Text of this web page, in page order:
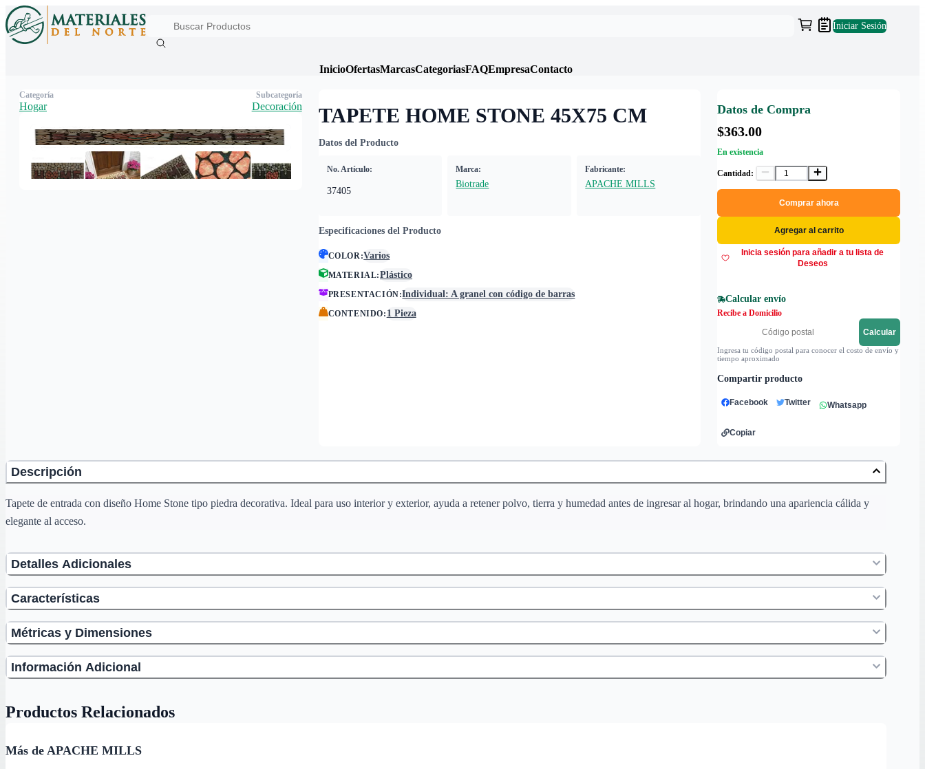
Iniciar Sesión
InicioOfertasMarcasCategoriasFAQEmpresaContacto
TAPETE HOME STONE 45X75 CM
Datos del Producto
No. Artículo:
37405
Marca:
Biotrade
Fabricante:
APACHE MILLS
Especificaciones del Producto
COLOR:Varios
MATERIAL:Plástico
PRESENTACIÓN:Individual: A granel con código de barras
CONTENIDO: 1 Pieza
Datos de Compra
$363.00
En existencia
Cantidad:
Comprar ahora
Agregar al carrito
Inicia sesión para añadir a tu lista de
Deseos
Calcular envío
Recibe a Domicilio
Calcular
Ingresa tu código postal para conocer el costo de envío y
tiempo aproximado
Compartir producto
Facebook Twitter Whatsapp
Copiar
Categoría
Hogar
Subcategoría
Decoración
Descripción
Tapete de entrada con diseño Home Stone tipo piedra decorativa. Ideal para uso interior y exterior, ayuda a retener polvo, tierra y humedad antes de ingresar al hogar, brindando una apariencia cálida y
elegante al acceso.
Detalles Adicionales
Características
Métricas y Dimensiones
Información Adicional
Productos Relacionados
Más de APACHE MILLS